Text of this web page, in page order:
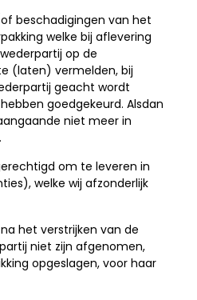
beschadigingen van het
welke bij aflevering
op de
(laten) vermelden, bij
geacht wordt
goedgekeurd. Alsdan
niet meer in
om te leveren in
welke wij afzonderlijk
het verstrijken van de
niet zijn afgenomen,
opgeslagen, voor haar